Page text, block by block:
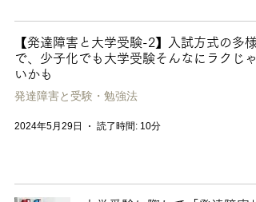
【発達障害と大学受験-2】入試方式の多様
で、少子化でも大学受験そんなにラクじゃ
いかも
発達障害と受験・勉強法
2024年5月29日 読了時間: 10分